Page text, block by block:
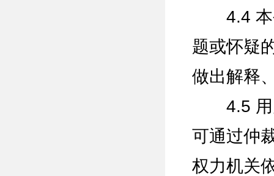
4.4 本公
题或怀疑
做出解释
4.5 用户
可通过仲
权力机关